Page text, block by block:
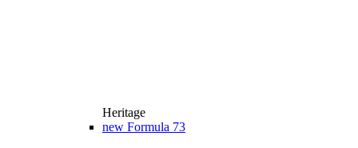
Heritage
new Formula 73